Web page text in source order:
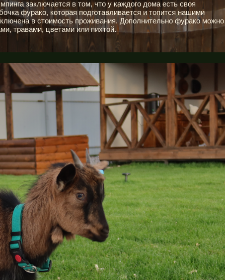
заключается в том, что у каждого дома есть своя
фурако, которая подготавливается и топится нашими
в стоимость проживания. Дополнительно фурако можно
травами, цветами или пихтой.